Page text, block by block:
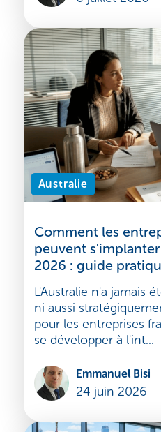
de la même phrase :
Emmanuel Bisi
6 juillet 2026
Australie
Comment les
peuvent
2026 : guide
L'Australie n'a jamais
ni aussi
pour les entreprises